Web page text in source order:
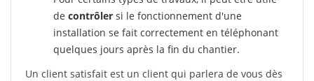
de contrôler si le fonctionnement d'une
installation se fait correctement en téléphonant
quelques jours après la fin du chantier.
Un client satisfait est un client qui parlera de vous dès